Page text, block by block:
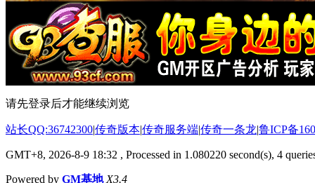
请先登录后才能继续浏览
站长QQ:36742300|传奇版本|传奇服务端|传奇一条龙|鲁ICP备
GMT+8, 2026-8-9 18:32 , Processed in 1.080220 second(s), 4
Powered by GM基地 X3.4